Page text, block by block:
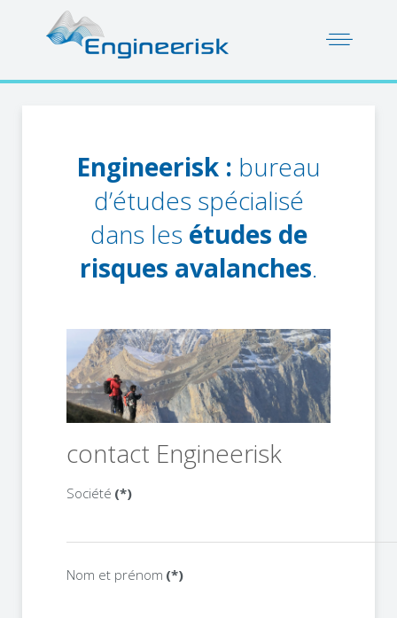
Engineerisk : bureau
d’études spécialisé
dans les études de
risques avalanches.
contact Engineerisk
Société (*)
Nom et prénom (*)